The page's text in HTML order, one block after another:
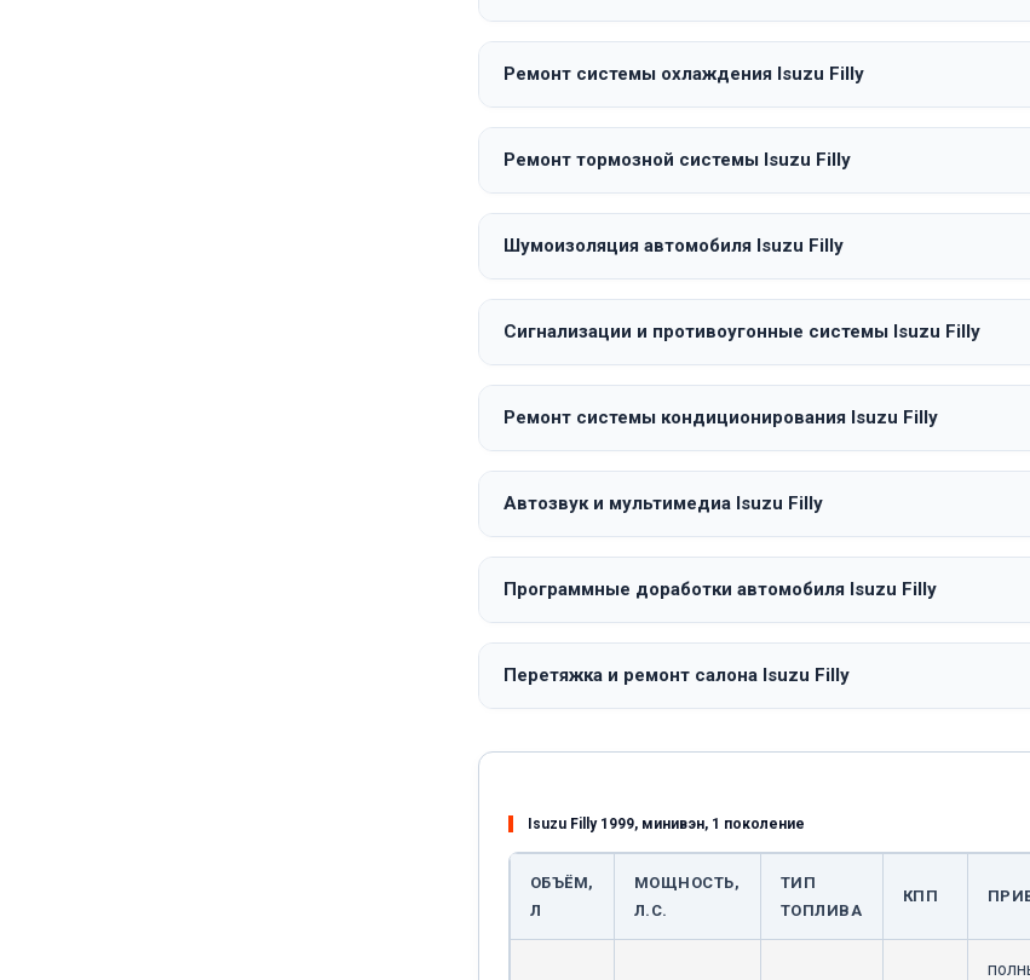
Ремонт системы охлаждения Isuzu Filly
Ремонт тормозной системы Isuzu Filly
Шумоизоляция автомобиля Isuzu Filly
Сигнализации и противоугонные системы Isuzu Filly
Ремонт системы кондиционирования Isuzu Filly
Автозвук и мультимедиа Isuzu Filly
Программные доработки автомобиля Isuzu Filly
Перетяжка и ремонт салона Isuzu Filly
Isuzu Filly 1999, минивэн, 1 поколение
ОБЪЁМ,
Л
МОЩНОСТЬ,
Л.С.
ТИП
ТОПЛИВА
КПП